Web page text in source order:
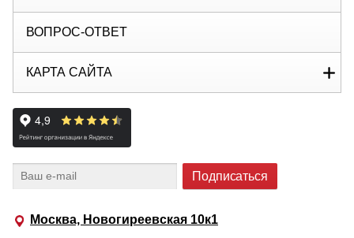
Москва, Новогиреевская 10к1
ВОПРОС-ОТВЕТ
КАРТА САЙТА